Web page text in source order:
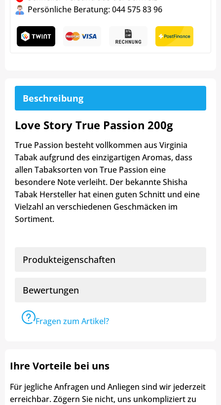
Persönliche Beratung: 044 575 83 96
Beschreibung
Love Story True Passion 200g
True Passion besteht vollkommen aus Virginia
Tabak aufgrund des einzigartigen Aromas, dass
allen Tabaksorten von True Passion eine
besondere Note verleiht. Der bekannte Shisha
Tabak Hersteller hat einen guten Schnitt und eine
Vielzahl an verschiedenen Geschmäcken im
Sortiment.
Produkteigenschaften
Bewertungen
Fragen zum Artikel?
Ihre Vorteile bei uns
Für jegliche Anfragen und Anliegen sind wir jederzeit
erreichbar. Zögern Sie nicht, uns unkompliziert zu